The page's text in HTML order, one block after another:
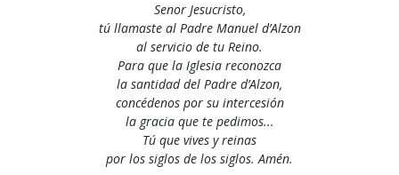
Senor Jesucristo,
tú llamaste al Padre Manuel d’Alzon
al servicio de tu Reino.
Para que la Iglesia reconozca
la santidad del Padre d’Alzon,
concédenos por su intercesión
la gracia que te pedimos...
Tú que vives y reinas
por los siglos de los siglos. Amén.